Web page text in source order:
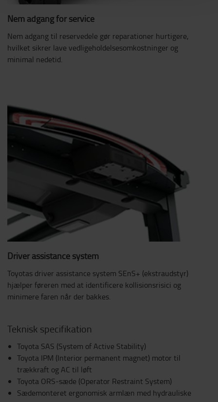
Nem adgang for service
Nem adgang til reservedele gør reparationer hurtigere,
hvilket sikrer lave vedligeholdelsesomkostninger og
minimal nedetid.
Driver assistance system
Toyotas driver assistance system SEnS+ (ekstraudstyr)
hjælper føreren med at identificere kollisionsrisici og
minimere faren når der bakkes.
Teknisk specifikation
Toyota SAS (System of Active Stability)
Toyota IPM (Interior permanent magnet) motor til
trækkraft og AC til løft
Toyota ORS-sæde (Operator Restraint System)
Sædemonteret ergonomisk armlæn med hydrauliske